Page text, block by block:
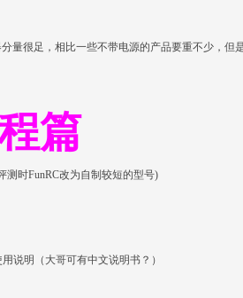
量很足，相比一些不带电源的产品要重不少，但
篇
测时FunRC改为自制较短的型号)
说明（大哥可有中文说明书？）